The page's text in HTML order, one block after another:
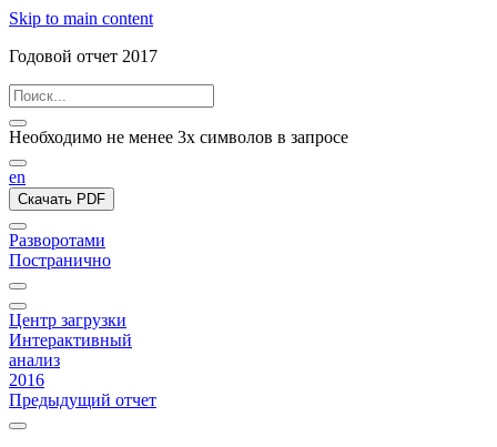
Skip to main content
Годовой отчет 2017
Необходимо не менее 3х символов в запросе
en
Скачать PDF
Разворотами
Постранично
Центр загрузки
Интерактивный
анализ
2016
Предыдущий отчет